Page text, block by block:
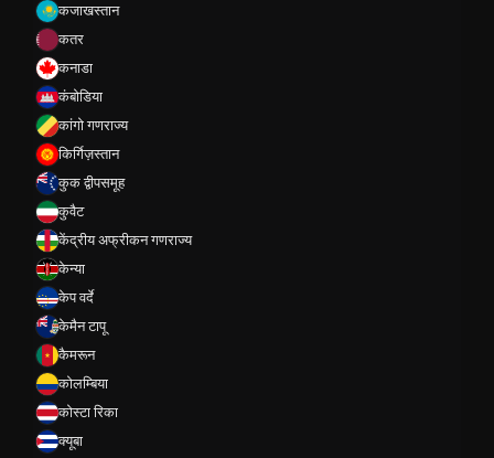
कजाखस्तान
कतर
कनाडा
कंबोडिया
कांगो गणराज्य
किर्गिज़स्तान
कुक द्वीपसमूह
कुवैट
केंद्रीय अफ्रीकन गणराज्य
केन्या
केप वर्दे
केमैन टापू
कैमरून
कोलम्बिया
कोस्टा रिका
क्यूबा